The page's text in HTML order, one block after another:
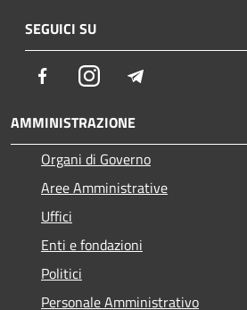
SEGUICI SU
FacebookInstagram
AMMINISTRAZIONE
Organi di Governo
Aree Amministrative
Uffici
Enti e fondazioni
Politici
Personale Amministrativo